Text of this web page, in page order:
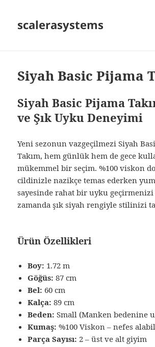
scalerasystems
Siyah Basic Pijama
Siyah Basic Pijama
ve Şık Uyku Deneyimi
Yeni sezonun vazgeçilmezi Siyah
Takım, hem günlük hem de gece
mükemmel bir seçim. %100 viskon
cildinizle nazikçe temas ederken
sayesinde rahat bir uyku geçirmenizi
zamanda şık siyah rengiyle stilinizi
Ürün Özellikleri
Boy: 1.72 m
Göğüs: 87 cm
Bel: 60 cm
Kalça: 89 cm
Beden: Small (Manken bedenine
Kumaş: %100 Viskon – nefes
Parça Sayısı: 2 – üst ve alt giyim